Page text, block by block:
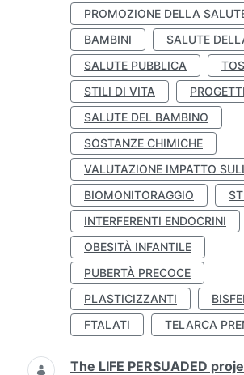
PROMOZIONE DELLA
BAMBINI
SALUTE
SALUTE PUBBLICA
STILI DI VITA
SALUTE DEL BAMBINO
SOSTANZE CHIMICHE
VALUTAZIONE IMPATTO
BIOMONITORAGGIO
INTERFERENTI ENDOCRINI
OBESITÀ INFANTILE
PUBERTÀ PRECOCE
PLASTICIZZANTI
FTALATI
TELARCA
The LIFE PERSUADED